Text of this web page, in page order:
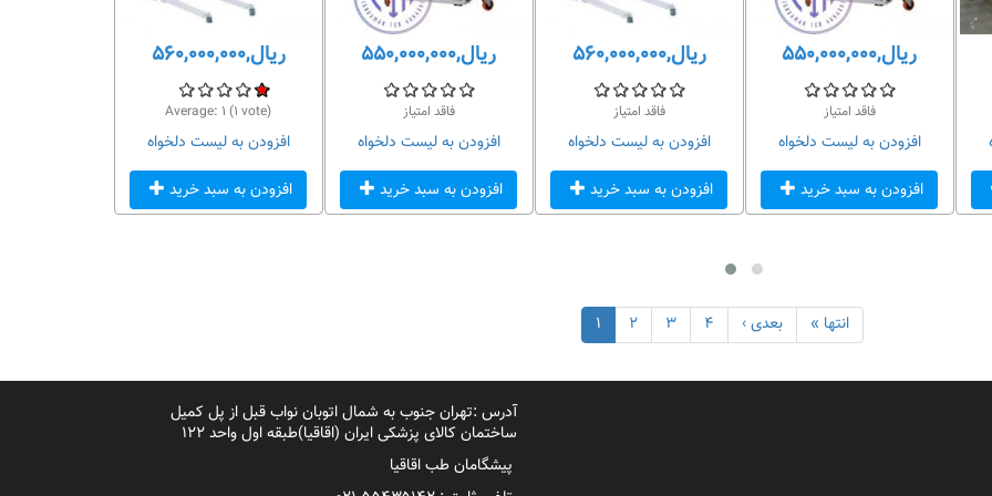
ریال,۵۶۰,۰۰۰,۰۰۰
Average: ۱ (۱ vote)
افزودن به لیست دلخواه
افزودن به سبد خرید
ریال,۵۵۰,۰۰۰,۰۰۰
فاقد امتیاز
افزودن به لیست دلخواه
افزودن به سبد خرید
ریال,۵۶۰,۰۰۰,۰۰۰
فاقد امتیاز
افزودن به لیست دلخواه
افزودن به سبد خرید
ریال,۵۵۰,۰۰۰,۰۰۰
فاقد امتیاز
افزودن به لیست دلخواه
افزودن به سبد خرید
۱ ۲ ۳ ۴ بعدی › انتها »
آدرس :تهران جنوب به شمال اتوبان نواب قبل از پل کمیل
ساختمان کالای پزشکی ایران (اقاقیا)طبقه اول واحد ۱۲۲
پیشگامان طب اقاقیا